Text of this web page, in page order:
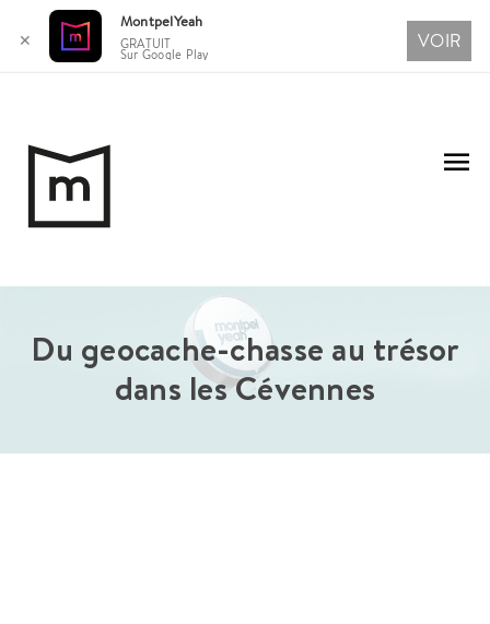
contenu
Du geocache-chasse au trésor
dans les Cévennes
✕
MontpelYeah
GRATUIT
Sur Google Play
VOIR